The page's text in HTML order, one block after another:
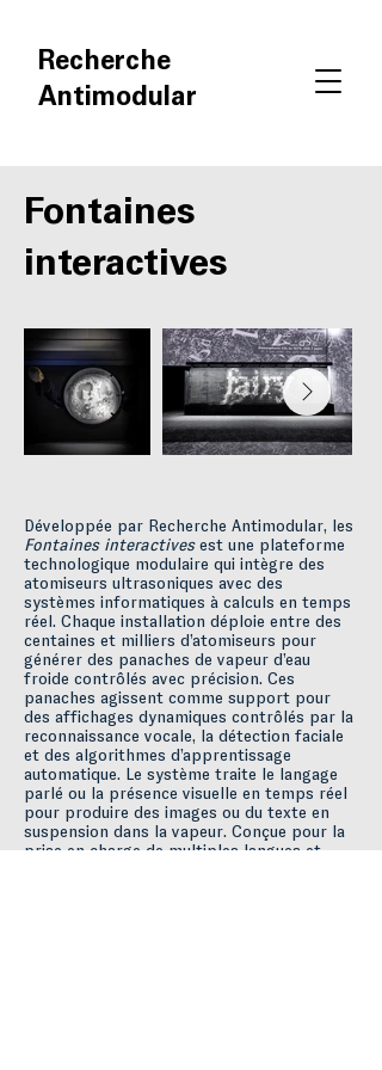
Recherche
Antimodular
Fontaines
interactives
Développée par Recherche Antimodular, les
Fontaines interactivesest une plateforme
technologique modulaire qui intègre des
atomiseurs ultrasoniques avec des
systèmes informatiques à calculs en temps
réel. Chaque installation déploie entre des
centaines et milliers d’atomiseurs pour
générer des panaches de vapeur d’eau
froide contrôlés avec précision. Ces
panaches agissent comme support pour
des affichages dynamiques contrôlés par la
reconnaissance vocale, la détection faciale
et des algorithmes d’apprentissage
automatique. Le système traite le langage
parlé ou la présence visuelle en temps réel
pour produire des images ou du texte en
suspension dans la vapeur. Conçue pour la
prise en charge de multiples langues et